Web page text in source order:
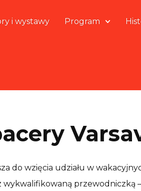
i wystawy Program
do wzięcia udziału w
wykwalifikowaną przewodniczką